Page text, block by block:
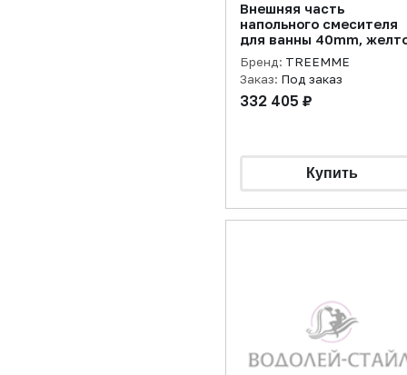
Внешняя часть
напольного смесителя
для ванны 40mm,
золото PVD
Бренд: TREEMME
Заказ: Под заказ
332 405 ₽